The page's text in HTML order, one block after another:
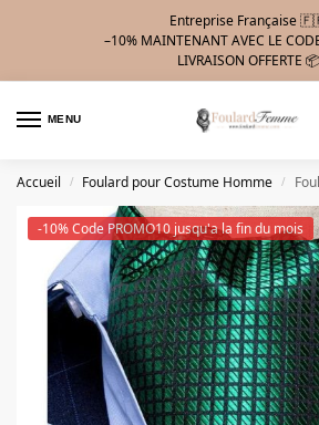
Entreprise Française
–10% MAINTENANT AVEC LE
LIVRAISON OFFERTE 📦
MENU
Accueil / Foulard pour Costume Homme /
-10% Code PROMO10 jusqu'a la fin du mois